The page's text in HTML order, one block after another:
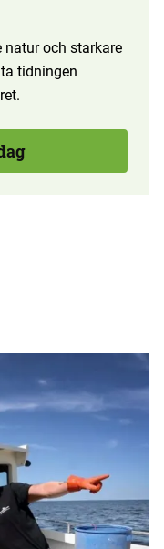
natur och starkare
tidningen